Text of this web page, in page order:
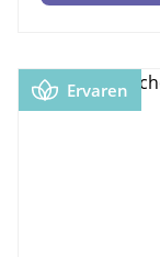
Ervaren